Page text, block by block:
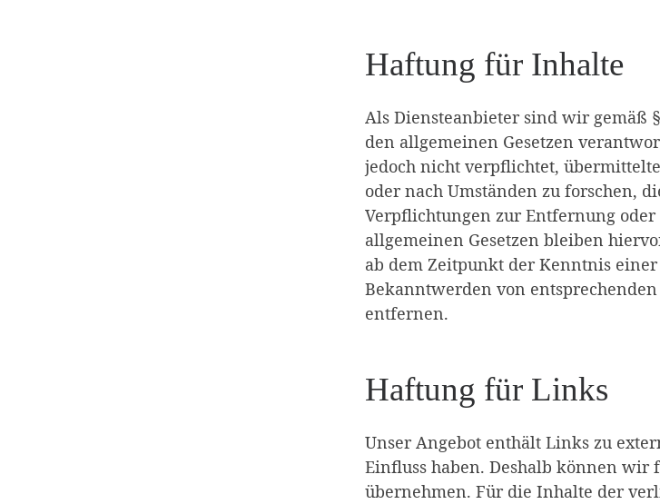
Haftung für Inhalte
Als Diensteanbieter sind wir gemäß
den allgemeinen Gesetzen
jedoch nicht verpflichtet,
oder nach Umständen zu forschen,
Verpflichtungen zur Entfernung
allgemeinen Gesetzen bleiben
ab dem Zeitpunkt der Kenntnis
Bekanntwerden von
entfernen.
Haftung für Links
Unser Angebot enthält Links zu
Einfluss haben. Deshalb können
übernehmen. Für die Inhalte der